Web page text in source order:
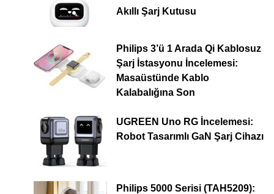
Akıllı Şarj Kutusu
Philips 3’ü 1 Arada Qi Kablosuz
Şarj İstasyonu İncelemesi:
Masaüstünde Kablo
Kalabalığına Son
UGREEN Uno RG İncelemesi:
Robot Tasarımlı GaN Şarj Cihazı
Philips 5000 Serisi (TAH5209):